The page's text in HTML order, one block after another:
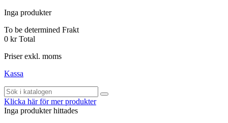
Inga produkter
To be determined Frakt
0 kr Total
Priser exkl. moms
Kassa
Klicka här för mer produkter
Inga produkter hittades